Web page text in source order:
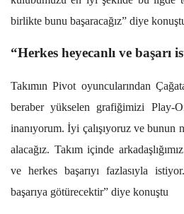
birlikte bunu başaracağız” diye
“Herkes heyecanlı ve başarı
Takımın Pivot oyuncularından
beraber yükselen grafiğimizi Play-
inanıyorum. İyi çalışıyoruz ve bunun
alacağız. Takım içinde
ve herkes başarıyı fazlasıyla
başarıya götürecektir” diye konuştu